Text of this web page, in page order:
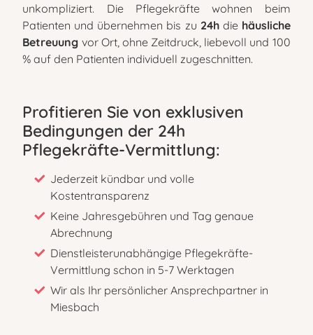
unkompliziert. Die Pflegekräfte wohnen beim
Patienten und übernehmen bis zu 24hdiehäusliche
Betreuung vor Ort, ohne Zeitdruck, liebevoll und 100
% auf den Patienten individuell zugeschnitten.
Profitieren Sie von exklusiven
Bedingungen der 24h
Pflegekräfte-Vermittlung:
Jederzeit kündbar und volle
Kostentransparenz
Keine Jahresgebühren und Tag genaue
Abrechnung
Dienstleisterunabhängige Pflegekräfte-
Vermittlung schon in 5-7 Werktagen
Wir als Ihr persönlicher Ansprechpartner in
Miesbach